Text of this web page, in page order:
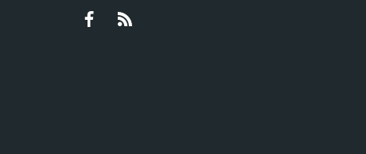
Facebook